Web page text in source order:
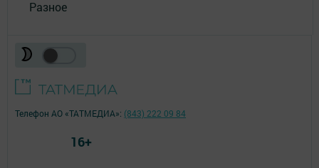
Разное
Телефон АО «ТАТМЕДИА»: (843) 222 09 84
16+